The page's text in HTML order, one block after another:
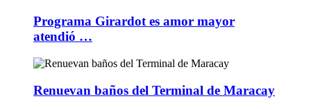
Programa Girardot es amor mayor
atendió …
Renuevan baños del Terminal de Maracay